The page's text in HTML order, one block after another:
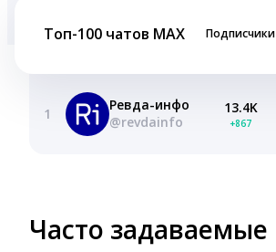
Топ-100 чатов MAX Подписчики
1
Ревда-инфо
@revdainfo
13.4K
+867
Часто задаваемые